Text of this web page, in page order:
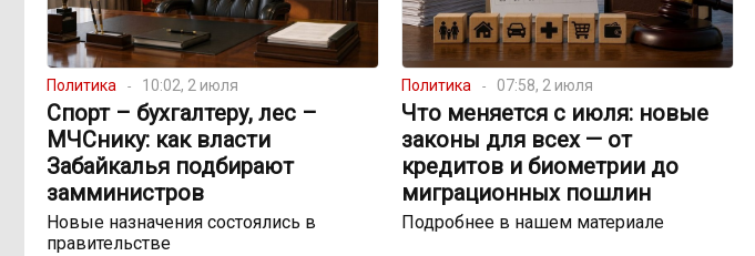
Политика 10:02, 2 июля
Спорт – бухгалтеру, лес –
МЧСнику: как власти
Забайкалья подбирают
замминистров
Новые назначения состоялись в
правительстве
Политика 07:58, 2 июля
Что меняется с июля: новые
законы для всех — от
кредитов и биометрии до
миграционных пошлин
Подробнее в нашем материале